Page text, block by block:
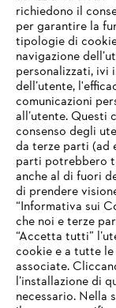
L’azienda
STIHL FAQ
Service
IHR
Sie nutzen einen
richiedono il
per garantire la
tipologie di
navigazione
personalizzati, ivi
dell’utente,
comunicazioni
all’utente. Questi
consenso degli
da terze parti (ad
parti potrebbero
anche al di fuori
di prendere
“Informativa sui
che noi e terze
“Accetta tutti”
cookie e a tutte
associate.
l’installazione di
necessario. Nella